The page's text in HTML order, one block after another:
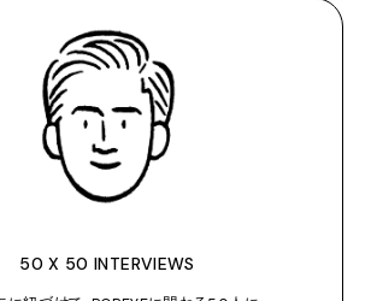
50 X 50 INTERVIEWS